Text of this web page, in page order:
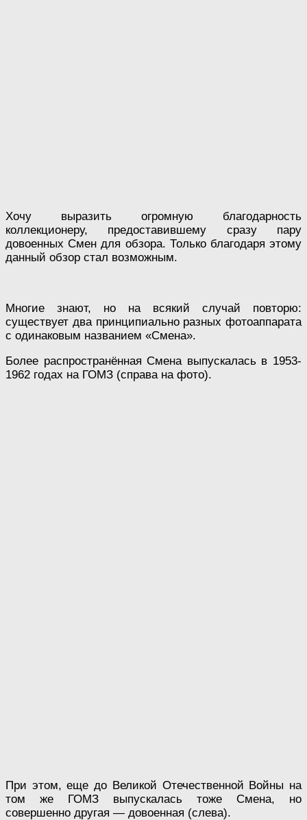
Хочу выразить огромную благодарность
коллекционеру, предоставившему сразу пару
довоенных Смен для обзора. Только благодаря этому
данный обзор стал возможным.
Многие знают, но на всякий случай повторю:
существует два принципиально разных фотоаппарата
с одинаковым названием «Смена».
Более распространённая Смена выпускалась в 1953-
1962 годах на ГОМЗ (справа на фото).
При этом, еще до Великой Отечественной Войны на
том же ГОМЗ выпускалась тоже Смена, но
совершенно другая — довоенная (слева).